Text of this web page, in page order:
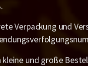
Verpackung und
kleine und große